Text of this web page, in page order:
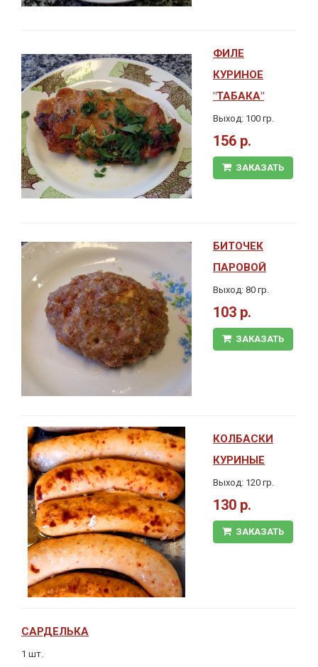
ФИЛЕ
КУРИНОЕ
"ТАБАКА"
Выход: 100 гр.
156 р.
ЗАКАЗАТЬ
БИТОЧЕК
ПАРОВОЙ
Выход: 80 гр.
103 р.
ЗАКАЗАТЬ
КОЛБАСКИ
КУРИНЫЕ
Выход: 120 гр.
130 р.
ЗАКАЗАТЬ
САРДЕЛЬКА
1 шт.